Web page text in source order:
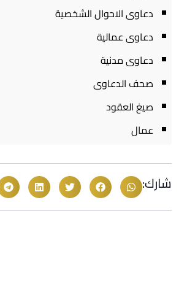
دعاوى الاحوال الشخصية
دعاوى عمالية
دعاوى مدنية
صحف الدعاوى
صيغ العقود
عمال
شارك: